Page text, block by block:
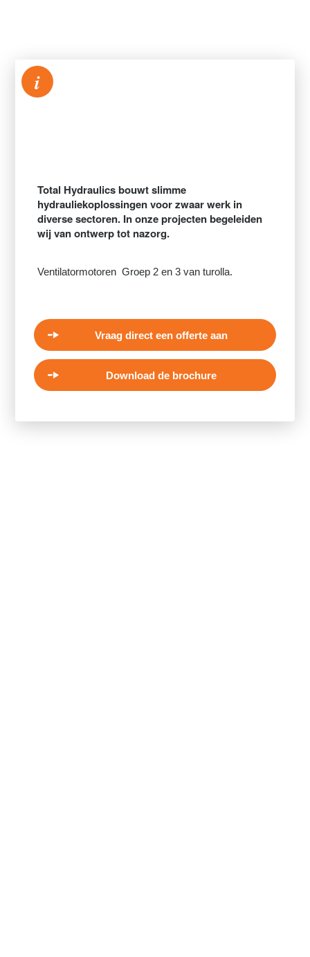
i
Total Hydraulics bouwt slimme
hydrauliekoplossingen voor zwaar werk in
diverse sectoren. In onze projecten begeleiden
wij van ontwerp tot nazorg.
Ventilatormotoren Groep 2 en 3 van turolla.
Vraag direct een offerte aan
Download de brochure